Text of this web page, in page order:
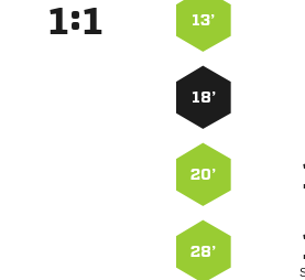
: 13’
18’
20’
28’